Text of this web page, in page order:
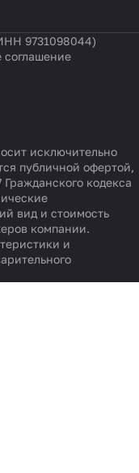
9731098044)
соглашение
исключительно
публичной офертой,
кодекса
вид и стоимость
компании.
и